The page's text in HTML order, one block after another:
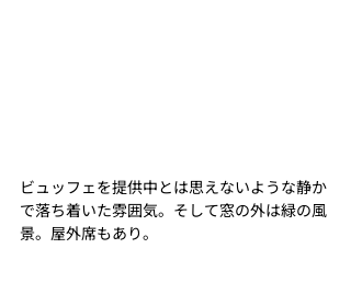
ビュッフェを提供中とは思えないような静か
で落ち着いた雰囲気。そして窓の外は緑の風
景。屋外席もあり。